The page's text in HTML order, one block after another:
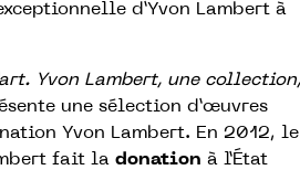
d’Yvon Lambert à
Yvon Lambert, une collection,
une sélection d’œuvres
Yvon Lambert. En 2012, le
fait la donation à l’État